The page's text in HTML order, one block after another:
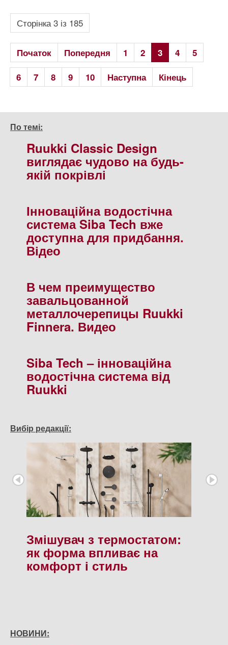
Сторінка 3 із 185
Початок Попередня 1 2 3 4
5
6
7 8 9 10 Наступна Кінець
По темі:
Ruukki Classic Design
виглядає чудово на будь-
якій покрівлі
Інноваційна водостічна
система Siba Tech вже
доступна для придбання.
Відео
В чем преимущество
завальцованной
металлочерепицы Ruukki
Finnera. Видео
Siba Tech – інноваційна
водостічна система від
Ruukki
Вибір редакції:
Змішувач з термостатом:
як форма впливає на
комфорт і стиль
НОВИНИ: